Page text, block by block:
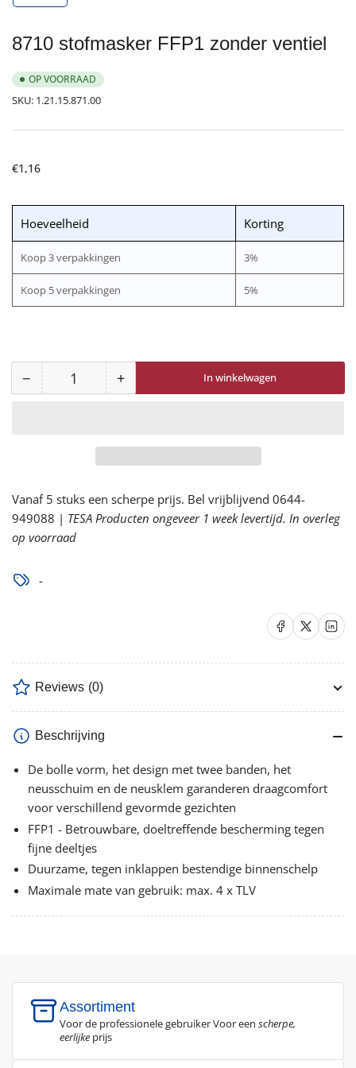
galerijweergave
8710 stofmasker FFP1 zonder ventiel
OP VOORRAAD
SKU: 1.21.15.871.00
Normale
€1,16
Hoeveelheid Korting
Koop 3 verpakkingen 3%
Koop 5 verpakkingen 5%
−Aantal
stofmasker
ventiel
verlagen
Aantal +Aantal
stofmasker
FFP1
ventiel
verhogen
In winkelwagen
Vanaf 5 stuks een scherpe prijs. Bel vrijblijvend 0644-
949088 | TESA Producten ongeveer 1 week levertijd. In overleg
op voorraad
-
Delen op Facebook
Delen op X Delen
Reviews (0)
Beschrijving
De bolle vorm, het design met twee banden, het
neusschuim en de neusklem garanderen draagcomfort
voor verschillend gevormde gezichten
FFP1 - Betrouwbare, doeltreffende bescherming tegen
fijne deeltjes
Duurzame, tegen inklappen bestendige binnenschelp
Maximale mate van gebruik: max. 4 x TLV
Assortiment
Voor de professionele gebruiker Voor een scherpe,
eerlijke prijs